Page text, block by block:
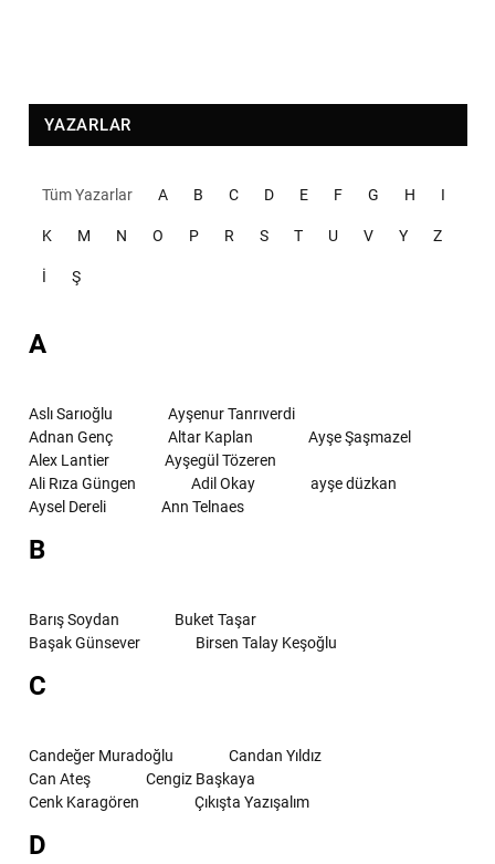
YAZARLAR
Tüm Yazarlar A B C D E F G H I
K M N O P R S T U V Y Z
İ Ş
A
Aslı Sarıoğlu
Ayşenur Tanrıverdi
Adnan Genç
Altar Kaplan
Ayşe Şaşmazel
Alex Lantier
Ayşegül Tözeren
Ali Rıza Güngen
Adil Okay
ayşe düzkan
Aysel Dereli
Ann Telnaes
B
Barış Soydan
Buket Taşar
Başak Günsever
Birsen Talay Keşoğlu
C
Candeğer Muradoğlu
Candan Yıldız
Can Ateş
Cengiz Başkaya
Cenk Karagören
Çıkışta Yazışalım
D